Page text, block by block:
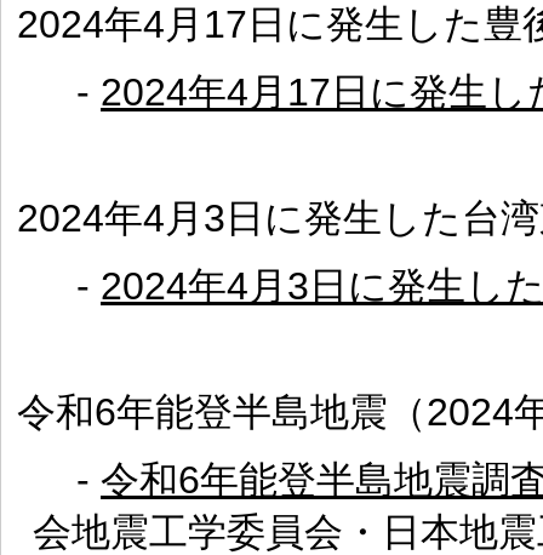
2024年4月17日に発生した豊
- 2024年4月17日に発生し
2024年4月3日に発生した台
- 2024年4月3日に発生し
令和6年能登半島地震（2024
- 令和6年能登半島地震調
会地震工学委員会・日本地